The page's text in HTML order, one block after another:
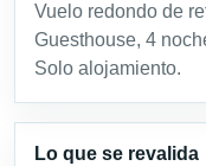
Vuelo redondo de
Guesthouse, 4
Solo alojamiento.
Lo que se revalida